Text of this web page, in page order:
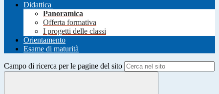
Didattica
Panoramica
Offerta formativa
I progetti delle classi
Orientamento
Esame di maturità
Campo di ricerca per le pagine del sito